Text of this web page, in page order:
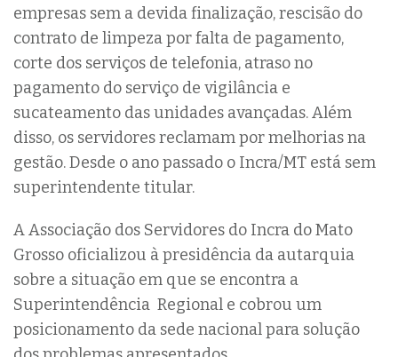
empresas sem a devida finalização, rescisão do
contrato de limpeza por falta de pagamento,
corte dos serviços de telefonia, atraso no
pagamento do serviço de vigilância e
sucateamento das unidades avançadas. Além
disso, os servidores reclamam por melhorias na
gestão. Desde o ano passado o Incra/MT está sem
superintendente titular.
A Associação dos Servidores do Incra do Mato
Grosso oficializou à presidência da autarquia
sobre a situação em que se encontra a
Superintendência Regional e cobrou um
posicionamento da sede nacional para solução